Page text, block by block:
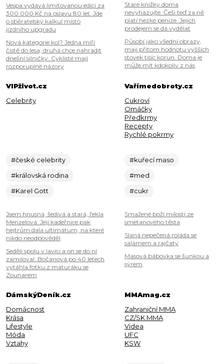
Vespa vydává limitovanou edici za
300 000 Kč na oslavu 80 let. Jde
o sběratelský kalkul místo
jízdního upgradu
Nová kategorie kol? Jedna míří
čistě do lesa, druhá chce nahradit
dnešní silničky. Cyklisté mají
rozporuplné názory
Staré knížky doma
nevyhazujte. Češi teď za ně
platí hezké peníze. Jejich
prodejem se dá vydělat
Působí jako všední obrazy,
mají přitom hodnotu vyšších
stovek tisíc korun. Doma je
může mít kdokoliv z nás
VIPživot.cz
Celebrity
#české celebrity
#královská rodina
#Karel Gott
Jsem hnusná, šedivá a stará, řekla
Menzelová. Její kadeřnice pak
hejtrům dala ultimátum, na které
nikdo neodpověděl
Seděli spolu v lavici a on se do ní
zamiloval. Bočanová po 40 letech
vytáhla fotku z maturáku se
Zounarem
Vařímedobroty.cz
Cukroví
Omáčky
Předkrmy
Recepty
Rychlé pokrmy
#kuřecí maso
#med
#cukr
Smažené boží milosti ze
smetanového těsta
Slaná nepečená roláda se
salámem a rajčaty
Masová bábovka se šunkou a
sýrem
DámskýDeník.cz
Domácnost
Krása
Lifestyle
Móda
Vztahy
MMAmag.cz
Zahraniční MMA
CZ/SK MMA
Videa
UFC
KSW